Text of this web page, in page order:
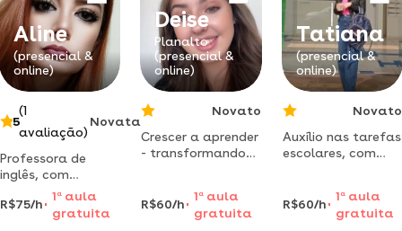
Aline
(presencial &
online)
5
(1
avaliação)
Novata
Professora de
inglês, com
formação em
letras - inglês. do
básico ao
R$75/h
1 aaula
gratuita
Deise
Planalto
(presencial &
online)
Novato
Crescer a aprender
- transformando
múltiplas
ferramentas
R$60/h
1 a aula
gratuita
Tatiana
(presencial &
online)
Novato
Auxílio nas tarefas
escolares, com
nunca foi tão
R$60/h
1 aaula
gratuita